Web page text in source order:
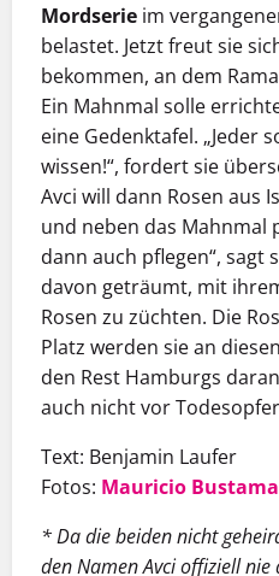
Mordserie im
belastet. Jetzt freut sie
bekommen, an dem
Ein Mahnmal solle
eine Gedenktafel. „Jeder
wissen!“, fordert sie
Avci will dann Rosen aus
und neben das Mahnmal
dann auch pflegen“, sagt
davon geträumt, mit
Rosen zu züchten. Die
Platz werden sie an
den Rest Hamburgs
auch nicht vor
Text: Benjamin Laufer
Fotos: Mauricio
* Da die beiden nicht
den Namen Avci offiziell